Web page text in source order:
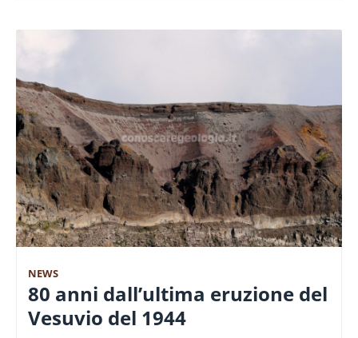
NEWS
80 anni dall’ultima eruzione del
Vesuvio del 1944